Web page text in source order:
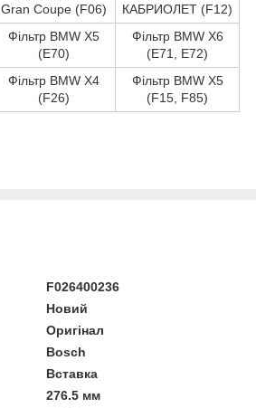
Gran Coupe (F06)
КАБРИОЛЕТ (F12)
Фільтр BMW X5
(E70)
Фільтр BMW X6
(E71, E72)
Фільтр BMW X4
(F26)
Фільтр BMW X5
(F15, F85)
F026400236
Новий
Оригінал
Bosch
Вставка
276.5 мм